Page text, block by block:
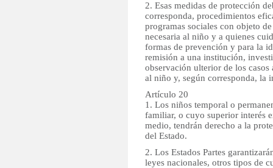
2. Esas medidas de protección
corresponda, procedimientos
programas sociales con objeto
necesaria al niño y a quienes
formas de prevención y para la
remisión a una institución,
observación ulterior de los casos
al niño y, según corresponda, la
Artículo 20
1. Los niños temporal o
familiar, o cuyo superior interés
medio, tendrán derecho a la
del Estado.
2. Los Estados Partes
leyes nacionales, otros tipos de